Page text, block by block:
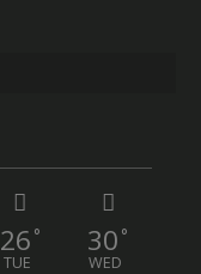
26 °
TUE
30 °
WED